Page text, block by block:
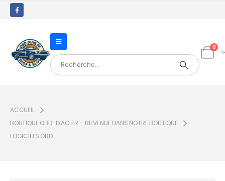
0
ACCUEIL
BOUTIQUE OBD-DIAG.FR – BIEVENUE DANS NOTRE BOUTIQUE
LOGICIELS OBD